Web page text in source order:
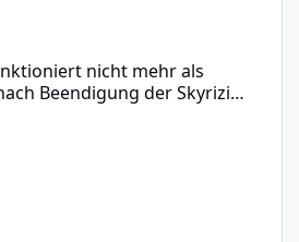
nicht mehr als
Beendigung der Skyrizi